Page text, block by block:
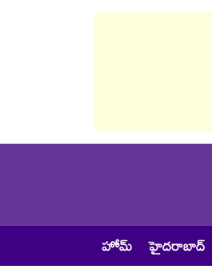
హోమ్ హైదరాబాద్